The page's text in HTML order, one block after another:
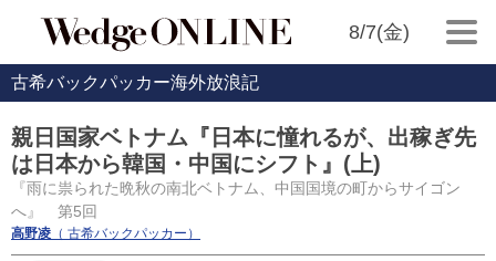
8/7(金)
古希バックパッカー海外放浪記
親日国家ベトナム『日本に憧れるが、出稼ぎ先
は日本から韓国・中国にシフト』(上)
『雨に祟られた晩秋の南北ベトナム、中国国境の町からサイゴン
へ』 第5回
高野凌 （ 古希バックパッカー）